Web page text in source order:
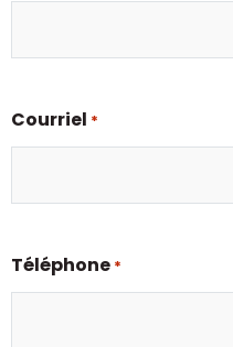
Courriel *
Téléphone *